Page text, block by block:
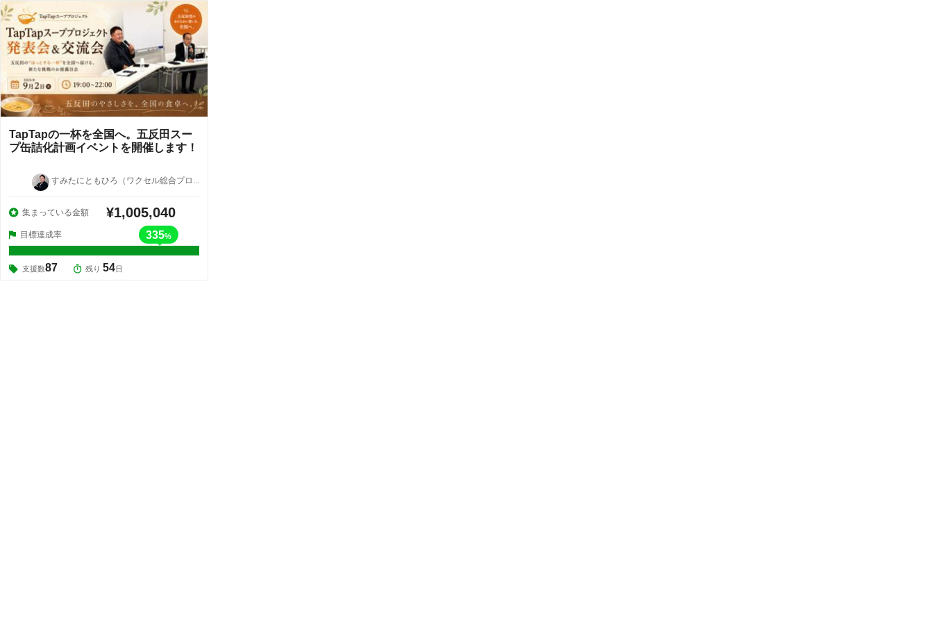
TapTapの一杯を全国へ。五反田スー
プ缶詰化計画イベントを開催します！
すみたにともひろ（ワクセル総合プロ...
集まっている金額 ¥1,005,040
目標達成率 335%
支援数87 残り 54日